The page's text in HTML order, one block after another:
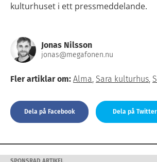
kulturhuset i ett pressmeddelande.
Jonas Nilsson
jonas@megafonen.nu
Fler artiklar om: Alma, Sara kulturhus,
Dela på Facebook Dela på Twitter